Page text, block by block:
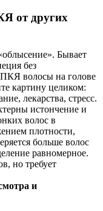
от других
Бывает
без
волосы на голове
картину целиком:
лекарства, стресс.
истончение и
волос в
плотности,
больше волос
равномерное.
но требует
и